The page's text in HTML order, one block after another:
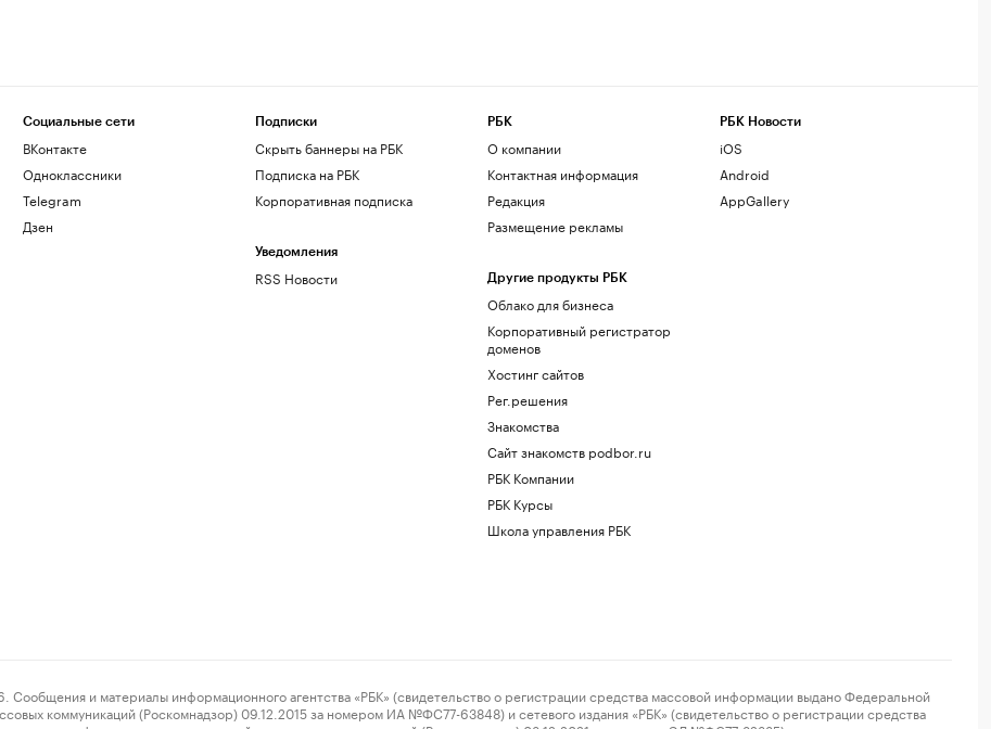
Социальные сети
ВКонтакте
Одноклассники
Telegram
Дзен
Подписки
Скрыть баннеры на РБК
Подписка на РБК
Корпоративная подписка
Уведомления
RSS Новости
РБК
О компании
Контактная информация
Редакция
Размещение рекламы
Другие продукты РБК
Облако для бизнеса
Корпоративный регистратор
доменов
Хостинг сайтов
Рег.решения
Знакомства
Сайт знакомств podbor.ru
РБК Компании
РБК Курсы
Школа управления РБК
РБК Новости
iOS
Android
AppGallery
и материалы информационного агентства «РБК» (свидетельство о регистрации средства массовой информации выдано Федеральной
коммуникаций (Роскомнадзор) 09.12.2015 за номером ИА №ФС77-63848) и сетевого издания «РБК» (свидетельство о регистрации средства